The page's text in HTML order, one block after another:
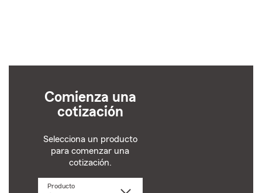
Comienza una
cotización
Selecciona un producto
para comenzar una
cotización.
ProductoSelecciona